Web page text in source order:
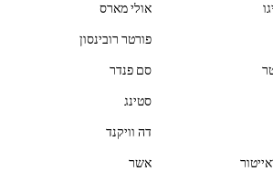
אולי מארס
פורטר רובינסון
סם פנדר
סטינג
דה וויקנד
אשר